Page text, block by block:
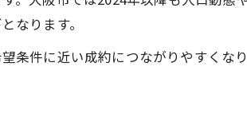
なります。
条件に近い成約につながりやすくな